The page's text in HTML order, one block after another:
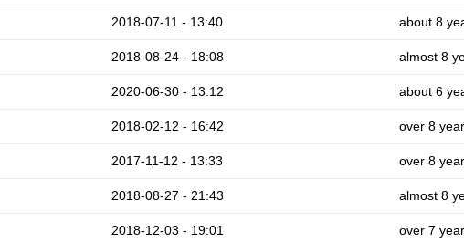
2018-07-11 - 13:40 about 8
2018-08-24 - 18:08 almost 8
2020-06-30 - 13:12 about 6
2018-02-12 - 16:42 over 8
2017-11-12 - 13:33 over 8
2018-08-27 - 21:43 almost 8
2018-12-03 - 19:01 over 7